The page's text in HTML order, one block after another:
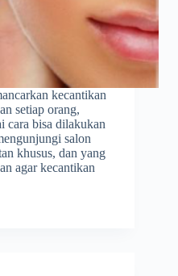
kecantikan
setiap orang,
cara bisa dilakukan
salon
khusus, dan yang
agar kecantikan